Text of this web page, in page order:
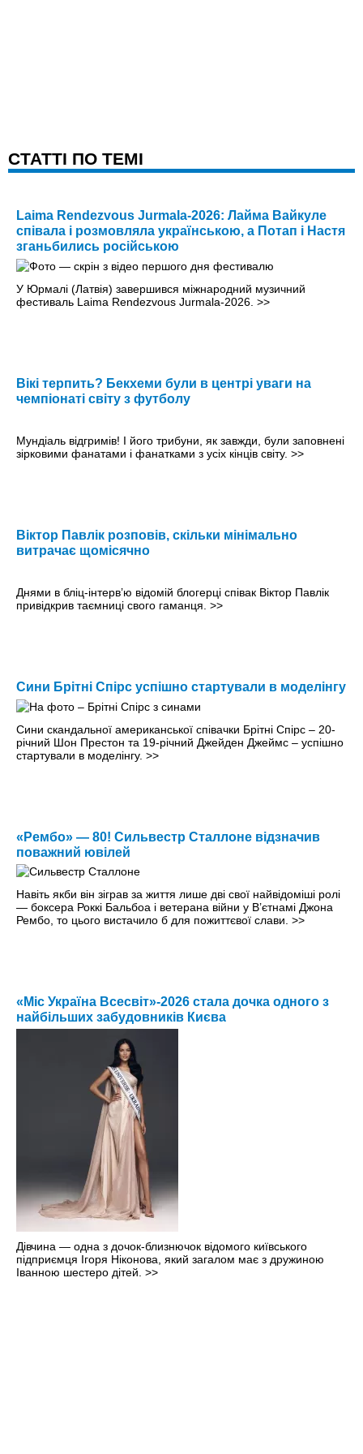
CТАТТІ ПО ТЕМІ
Laima Rendezvous Jurmala-2026: Лайма Вайкуле
співала і розмовляла українською, а Потап і Настя
зганьбились російською
У Юрмалі (Латвія) завершився міжнародний музичний
фестиваль Laima Rendezvous Jurmala-2026. >>
Вікі терпить? Бекхеми були в центрі уваги на
чемпіонаті світу з футболу
Мундіаль відгримів! І його трибуни, як завжди, були заповнені
зірковими фанатами і фанатками з усіх кінців світу. >>
Віктор Павлік розповів, скільки мінімально
витрачає щомісячно
Днями в бліц-інтер­в’ю відомій блогерці співак Віктор Павлік
привідкрив таємниці свого гаманця. >>
Сини Брітні Спірс успішно стартували в моделінгу
Сини скандальної американської співачки Брітні Спірс – 20-
річний Шон Престон та 19-річний Джейден Джеймс – успішно
стартували в моделінгу. >>
«Рембо» — 80! Сильвестр Сталлоне відзначив
поважний ювілей
Навіть якби він зіграв за життя лише дві свої найвідоміші ролі
— боксера Роккі Бальбоа і ветерана війни у В’єтнамі Джона
Рембо, то цього вистачило б для пожиттєвої слави. >>
«Міс Україна Всесвіт»-2026 стала дочка одного з
найбільших забудовників Києва
Дівчина — одна з дочок-близнючок відомого київського
підприємця Ігоря Ніконова, який загалом має з дружиною
Іванною шестеро дітей. >>